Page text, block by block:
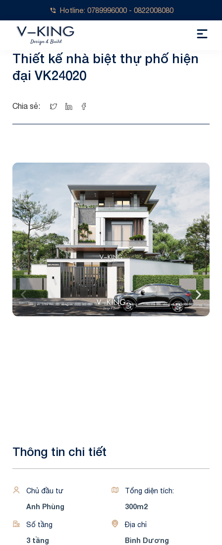
Hotline: 0789996000 - 0822008080
Thiết kế nhà biệt thự phố hiện
đại VK24020
Chia sẻ:
Thông tin chi tiết
Chủ đầu tư
Anh Phùng
Tổng diện tích:
300m2
Số tầng
3 tầng
Địa chỉ
Bình Dương